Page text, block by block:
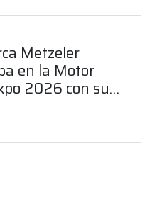
Metzeler
en la Motor
2026 con sus
Selection